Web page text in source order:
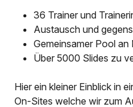
36 Trainer und
Austausch und
Gemeinsamer Pool an
Über 5000 Slides zu
Hier ein kleiner Einblick in
On-Sites welche wir zum